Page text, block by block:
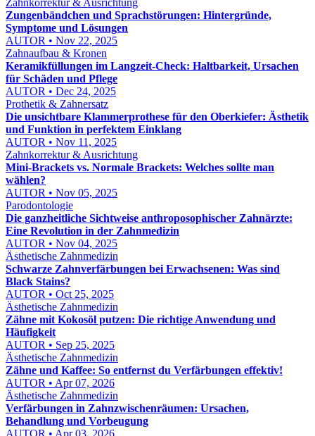
Zahnkorrektur & Ausrichtung
Zungenbändchen und Sprachstörungen: Hintergründe,
Symptome und Lösungen
AUTOR • Nov 22, 2025
Zahnaufbau & Kronen
Keramikfüllungen im Langzeit-Check: Haltbarkeit, Ursachen
für Schäden und Pflege
AUTOR • Dec 24, 2025
Prothetik & Zahnersatz
Die unsichtbare Klammerprothese für den Oberkiefer: Ästhetik
und Funktion in perfektem Einklang
AUTOR • Nov 11, 2025
Zahnkorrektur & Ausrichtung
Mini-Brackets vs. Normale Brackets: Welches sollte man
wählen?
AUTOR • Nov 05, 2025
Parodontologie
Die ganzheitliche Sichtweise anthroposophischer Zahnärzte:
Eine Revolution in der Zahnmedizin
AUTOR • Nov 04, 2025
Ästhetische Zahnmedizin
Schwarze Zahnverfärbungen bei Erwachsenen: Was sind
Black Stains?
AUTOR • Oct 25, 2025
Ästhetische Zahnmedizin
Zähne mit Kokosöl putzen: Die richtige Anwendung und
Häufigkeit
AUTOR • Sep 25, 2025
Ästhetische Zahnmedizin
Zähne und Kaffee: So entfernst du Verfärbungen effektiv!
AUTOR • Apr 07, 2026
Ästhetische Zahnmedizin
Verfärbungen in Zahnzwischenräumen: Ursachen,
Behandlung und Vorbeugung
AUTOR • Apr 03, 2026